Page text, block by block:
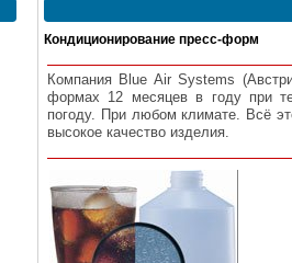
Кондиционирование пресс-форм
Компания Blue Air Systems
формах 12 месяцев в году при
погоду. При любом климате. Всё
высокое качество изделия.